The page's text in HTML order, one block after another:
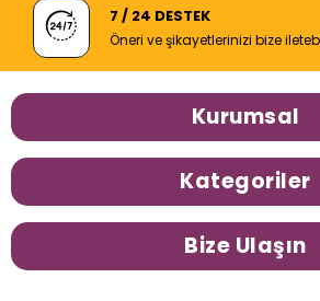
7 / 24 DESTEK
Öneri ve şikayetlerinizi bize
Kurumsal
Kategoriler
Bize Ulaşın